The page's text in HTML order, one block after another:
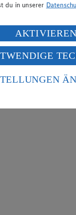
du in unserer
Daten in den
willigst du im Sinne
verarbeitet werden.
nicht
Behörden.
AKTIVIEREN